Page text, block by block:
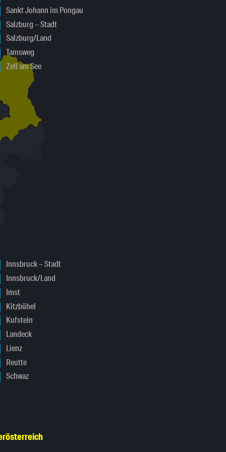
Sankt Johann im Pongau
Salzburg – Stadt
Salzburg/Land
Tamsweg
Zell am See
Innsbruck – Stadt
Innsbruck/Land
Imst
Kitzbühel
Kufstein
Landeck
Lienz
Reutte
Schwaz